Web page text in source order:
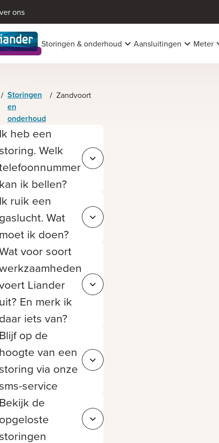
ons
Storingen & onderhoud Aansluitingen Meter
/ Storingen
en
onderhoud
/ Zandvoort
Ik heb een
storing. Welk
kan ik bellen?
Sluit e4664f8a-4610-433f-aa92-29855c54db93
Ik ruik een
gaslucht. Wat
moet ik doen?
Sluit 915ac53e-1cb1-49df-84d6-e8c19fe6a3f0
voor soort
Liander
uit? En merk ik
daar iets van?
Sluit e4f471ad-54e5-4cbe-a370-9b5ab95f7d26
Blijf op de
hoogte van een
storing via onze
sms-service
Sluit 433c112c-8f7d-4975-998a-787c3b35f903
Bekijk de
opgeloste
storingen
Sluit b956b9ae-a529-4b0c-a80d-f965334f8c2b